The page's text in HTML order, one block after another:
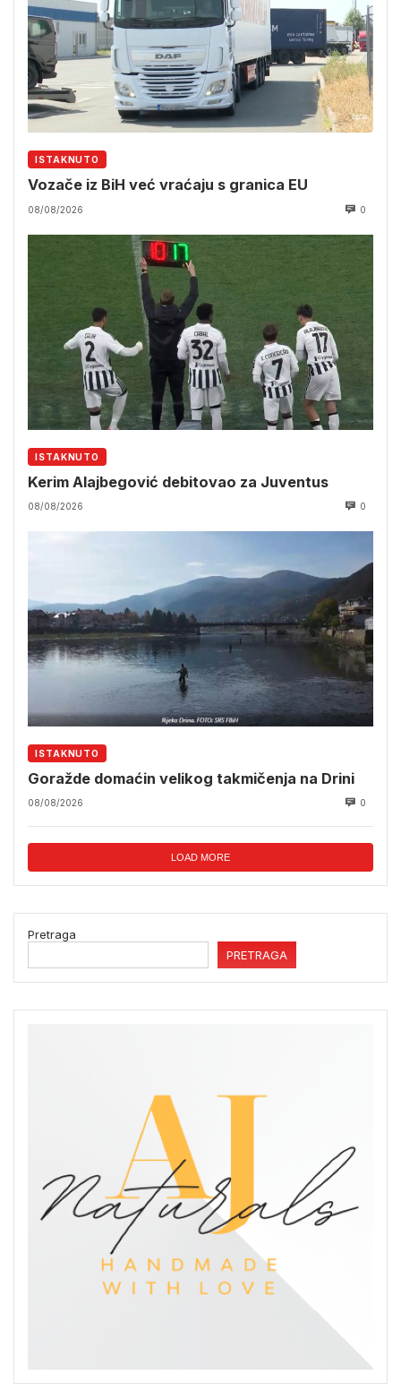
ISTAKNUTO
Vozače iz BiH već vraćaju s granica EU
08/08/2026 0
ISTAKNUTO
Kerim Alajbegović debitovao za Juventus
08/08/2026 0
ISTAKNUTO
Goražde domaćin velikog takmičenja na Drini
08/08/2026 0
LOAD MORE
Pretraga
PRETRAGA